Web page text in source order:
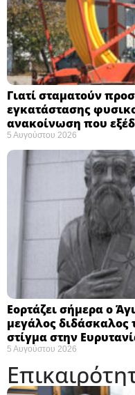
Γιατί σταματούν
εγκατάστασης
ανακοίνωση που
5 Αυγούστου 2026
Εορτάζει σήμερα ο
μεγάλος διδάσκαλος
στίγμα στην
5 Αυγούστου 2026